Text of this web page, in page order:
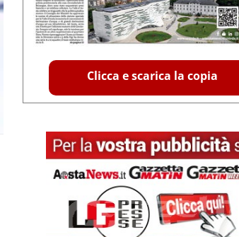
Clicca e scarica la copia